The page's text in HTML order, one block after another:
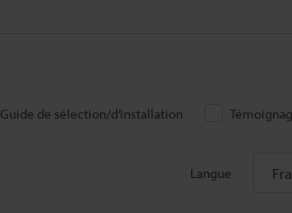
Guide de sélection/d’installation
Langue